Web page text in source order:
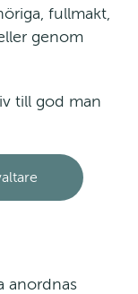
fullmakt,
genom
till god man
anordnas